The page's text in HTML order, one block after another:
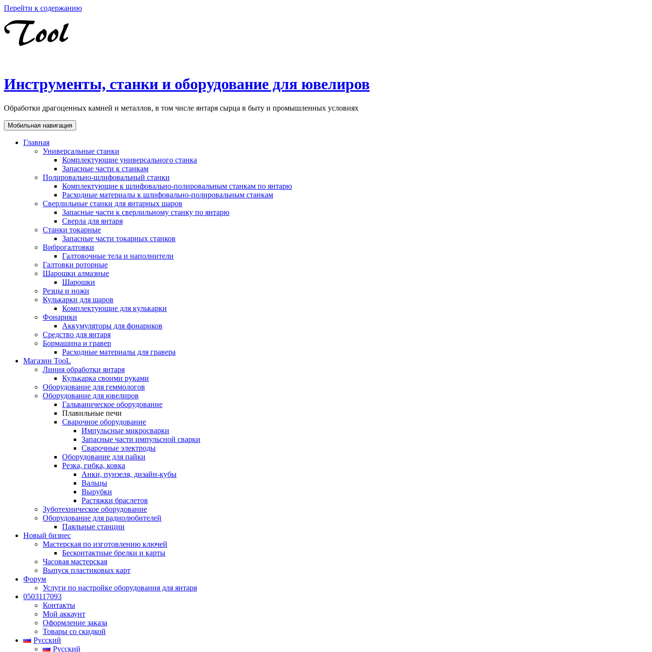
Перейти к содержанию
Инструменты, станки и оборудование для ювелиров
Обработки драгоценных камней и металлов, в том числе янтаря сырца в быту и промышленных условиях
Мобильная навигация
Главная
Универсальные станки
Комплектующие универсального станка
Запасные части к станкам
Полировально-шлифовальный станки
Комплектующие к шлифовально-полировальным станкам по янтарю
Расходные материалы к шлифовально-полировальным станкам
Сверлильные станки для янтарных шаров
Запасные части к сверлильному станку по янтарю
Сверла для янтаря
Станки токарные
Запасные части токарных станков
Виброгалтовки
Галтовочные тела и наполнители
Галтовки роторные
Шарошки алмазные
Шарошки
Резцы и ножи
Кулькарки для шаров
Комплектующие для кулькарки
Фонарики
Аккумуляторы для фонариков
Средство для янтаря
Бормашина и гравер
Расходные материалы для гравера
Магазин TooL
Линия обработки янтаря
Кулькарка своими руками
Оборудование для геммологов
Оборудование для ювелиров
Гальваническое оборудование
Плавильные печи
Сварочное оборудование
Импульсные микросварки
Запасные части импульсной сварки
Сварочные электроды
Оборудование для пайки
Резка, гибка, ковка
Анки, пунзеля, дизайн-кубы
Вальцы
Вырубки
Растяжки браслетов
Зуботехническое оборудование
Оборудование для радиолюбителей
Паяльные станции
Новый бизнес
Мастерская по изготовлению ключей
Бесконтактные брелки и карты
Часовая мастерская
Выпуск пластиковых карт
Форум
Услуги по настройке оборудования для янтаря
0503117093
Контакты
Мой аккаунт
Оформление заказа
Товары со скидкой
Русский
Русский